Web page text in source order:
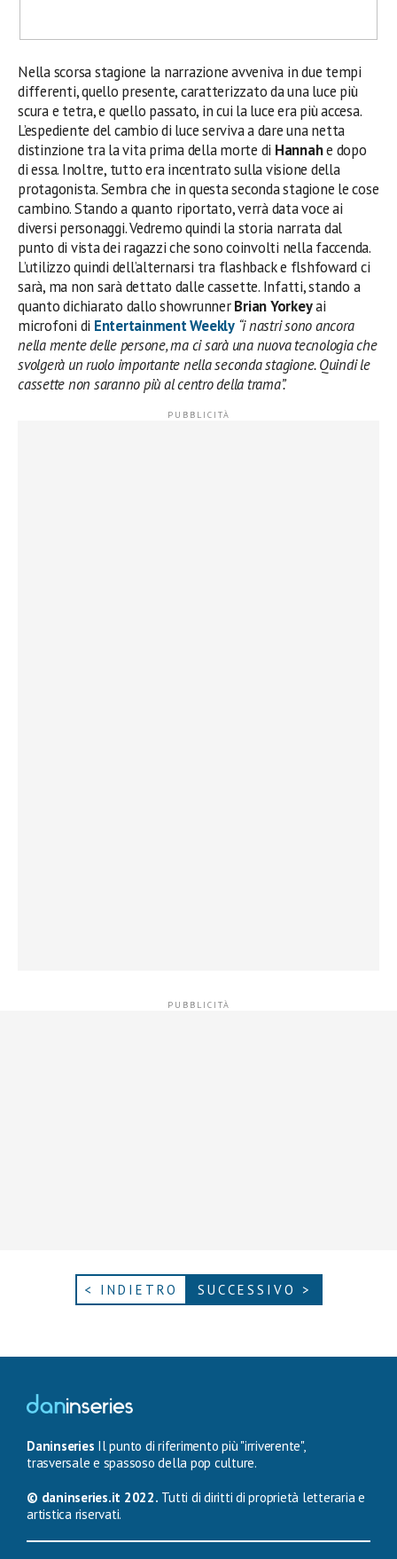
Nella scorsa stagione la narrazione avveniva in due tempi
differenti, quello presente, caratterizzato da una luce più
scura e tetra, e quello passato, in cui la luce era più accesa.
L’espediente del cambio di luce serviva a dare una netta
distinzione tra la vita prima della morte di Hannahe dopo
di essa. Inoltre, tutto era incentrato sulla visione della
protagonista. Sembra che in questa seconda stagione le cose
cambino. Stando a quanto riportato, verrà data voce ai
diversi personaggi. Vedremo quindi la storia narrata dal
punto di vista dei ragazzi che sono coinvolti nella faccenda.
L’utilizzo quindi dell’alternarsi tra flashback e flshfoward ci
sarà, ma non sarà dettato dalle cassette. Infatti, stando a
quanto dichiarato dallo showrunnerBrian Yorkeyai
microfoni di Entertainment Weekly “i nastri sono ancora
nella mente delle persone, ma ci sarà una nuova tecnologia che
svolgerà un ruolo importante nella seconda stagione. Quindi le
cassette non saranno più al centro della trama”.
< INDIETRO SUCCESSIVO >
Daninseries Il punto di riferimento più "irriverente",
trasversale e spassoso della pop culture.
© daninseries.it 2022. Tutti di diritti di proprietà letteraria e
artistica riservati.